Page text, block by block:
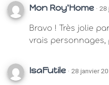
Mon Roy'Home ·
Bravo ! Très jolie
vrais personnages,
IsaFutile · 28 janvier